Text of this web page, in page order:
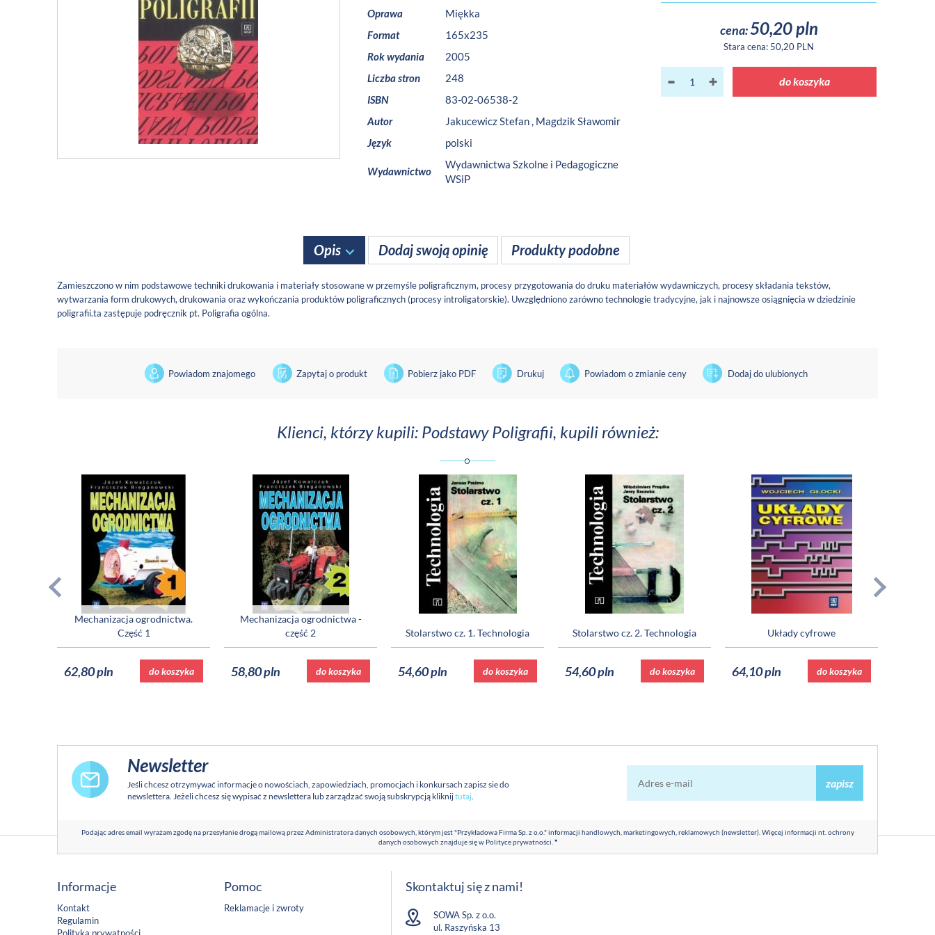
Oprawa
Miękka
Format
165x235
Rok wydania
2005
Liczba stron
248
ISBN
83-02-06538-2
Autor
Jakucewicz Stefan Magdzik Sławomir
Język
polski
Wydawnictwo
Wydawnictwa Szkolne i Pedagogiczne
WSiP
cena:50,20 pln
Stara cena: 50,20 PLN
do koszyka
Opis Dodaj swoją opinię Produkty podobne
Zamieszczono w nim podstawowe techniki drukowania i materiały stosowane w przemyśle poligraficznym, procesy przygotowania do druku materiałów wydawniczych, procesy składania tekstów,
wytwarzania form drukowych, drukowania oraz wykończania produktów poligraficznych (procesy introligatorskie). Uwzględniono zarówno technologie tradycyjne, jak i najnowsze osiągnięcia w dziedzinie
poligrafii.ta zastępuje podręcznik pt. Poligrafia ogólna.
Powiadom znajomego Zapytaj o produkt Pobierz jako PDF Drukuj Powiadom o zmianie ceny Dodaj do ulubionych
Klienci, którzy kupili: Podstawy Poligrafii, kupili również:
Mechanizacja ogrodnictwa.
Część 1
62,80 pln do koszyka
Mechanizacja ogrodnictwa -
część 2
58,80 pln do koszyka
Stolarstwo cz. 1. Technologia
54,60 pln do koszyka
Stolarstwo cz. 2. Technologia
54,60 pln do koszyka
Układy cyfrowe
64,10 pln do koszyka
Newsletter
Jeśli chcesz otrzymywać informacje o nowościach, zapowiedziach, promocjach i konkursach zapisz sie do
newslettera. Jeżeli chcesz się wypisać z newslettera lub zarządzać swoją subskrypcją kliknijtutaj.
zapisz
Podając adres email wyrażam zgodę na przesyłanie drogą mailową przez Administratora danych osobowych, którym jest "Przykładowa Firma Sp. z o.o." informacji handlowych, marketingowych, reklamowych (newsletter). Więcej informacji nt. ochrony
danych osobowych znajduje się w Polityce prywatności *
Informacje
Kontakt
Regulamin
Pomoc
Reklamacje i zwroty
Skontaktuj się z nami!
SOWA Sp. z o.o.
ul. Raszyńska 13